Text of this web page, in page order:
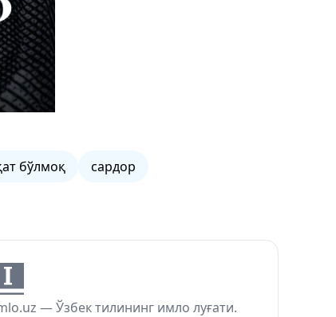
бўлмоқ сардор
— Ўзбек тилининг имло луғати.